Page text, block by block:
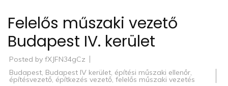
Felelős műszaki vezető
Budapest IV. kerület
Posted by fXJFN34gCz
Budapest, Budapest IV kerület, építési műszaki ellenőr,
építésvezető, építkezés vezető, felelős műszaki vezetés